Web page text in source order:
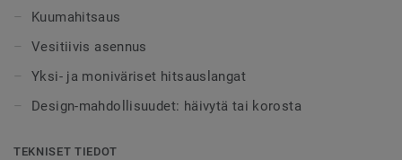
monivärisenä, joko häivyttämään saumakohdat tai
Kuumahitsaus
Vesitiivis asennus
Yksi- ja moniväriset hitsauslangat
Design-mahdollisuudet: häivytä tai korosta
TEKNISET TIEDOT